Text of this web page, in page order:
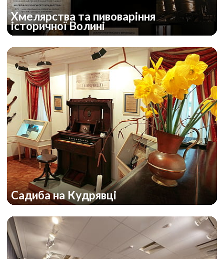
Хмелярства та пивоваріння
історичної Волині
Садиба на Кудрявці